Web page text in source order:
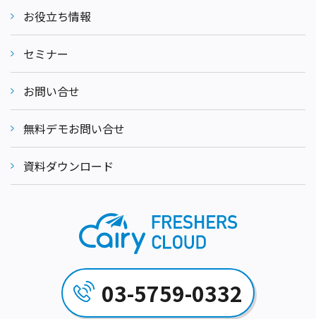
03-5759-0332
お役立ち情報
セミナー
お問い合せ
無料デモお問い合せ
資料ダウンロード